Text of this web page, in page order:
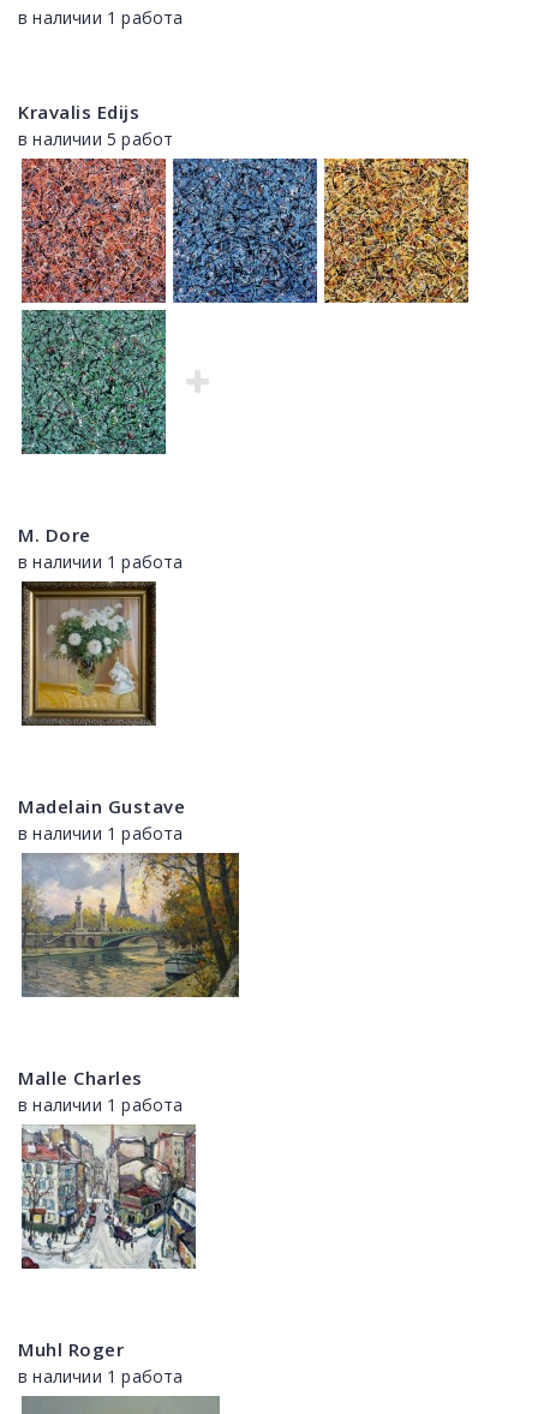
в наличии 1 работа
Kravalis Edijs
в наличии 5 работ
M. Dore
в наличии 1 работа
Madelain Gustave
в наличии 1 работа
Malle Charles
в наличии 1 работа
Muhl Roger
в наличии 1 работа